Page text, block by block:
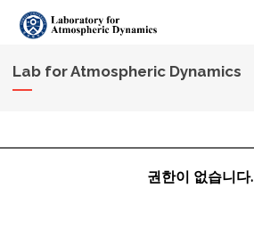
Lab for Atmospheric Dynamics
권한이 없습니다.